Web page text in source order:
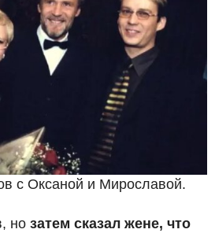
с Оксаной и Мирославой.
но затем сказал жене, что